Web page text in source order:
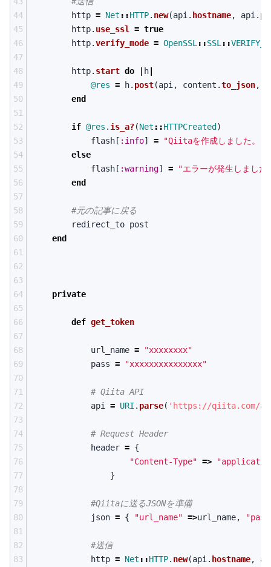
44
45
46
47
48
49
50
51
52
53
54
55
56
57
58
59
60
61
62
63
64
65
66
67
68
69
70
71
72
73
74
75
76
77
78
79
80
81
82
83
http = Net ::HTTP. new(api . hostname, api .
http. use_ssl = true
http.verify_mode = OpenSSL ::SSL ::
http. start do h
@res = h. post(api , content .to_json,
end
if @res . is_a?(Net ::HTTPCreated )
flash [ :info] =
"Qiitaを作成しました。"
else
flash [ :warning] =
"エラーが発生しました
end
#元の記事に戻る
redirect_to post
end
private
def get_token
url_name =
"xxxxxxxx"
pass = "xxxxxxxxxxxxxxx"
# Qiita API
api
= URI . parse( 'https://qiita.com/
# Request Header
header = {
"Content-Type" =>
}
#Qiitaに送るJSONを準備
json = { "url_name" =>url_name,
#送信
http = Net ::HTTP. new(api . hostname,